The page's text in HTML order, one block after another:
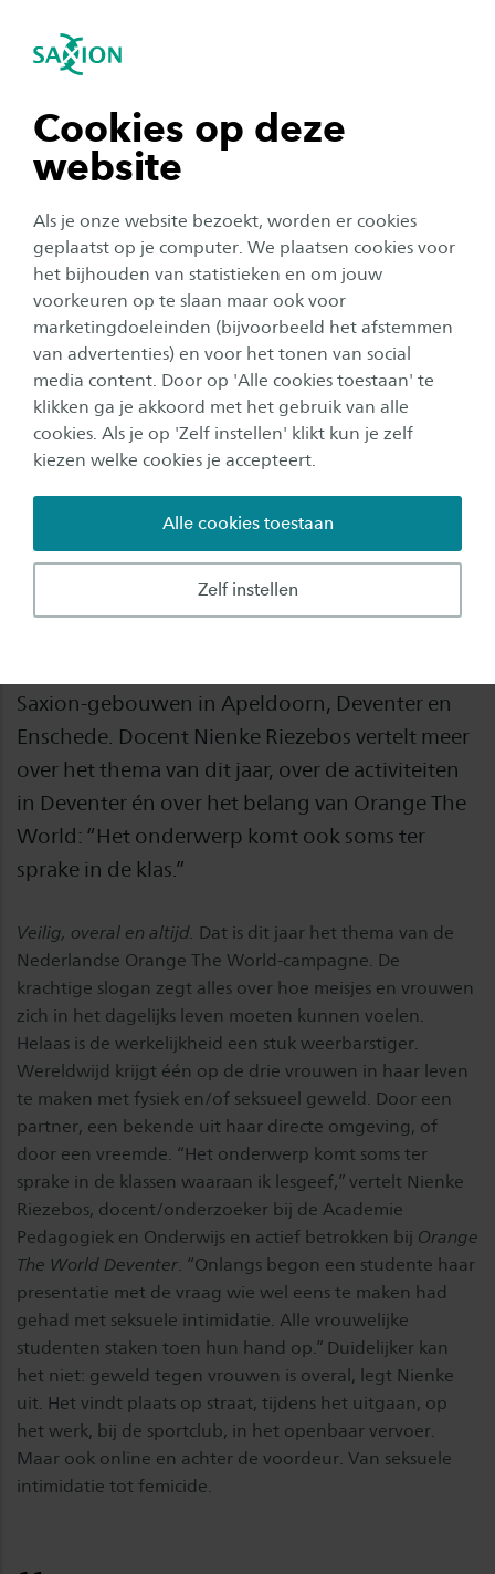
Cookies op deze
website
Als je onze website bezoekt, worden er cookies
geplaatst op je computer. We plaatsen cookies voor
het bijhouden van statistieken en om jouw
voorkeuren op te slaan maar ook voor
marketingdoeleinden (bijvoorbeeld het afstemmen
van advertenties) en voor het tonen van social
media content. Door op 'Alle cookies toestaan' te
klikken ga je akkoord met het gebruik van alle
cookies. Als je op 'Zelf instellen' klikt kun je zelf
kiezen welke cookies je accepteert.
Zelf instellen
Alle cookies toestaan
Navigatie openen
tonen
tonen
tonen
tonen
sluiten
Corporate
Saxion vraagt via Orange The
World aandacht voor geweld
tegen vrouwen: ‘Veilig, overal
en altijd’
Auteur:
Anne Hurenkamp
Publicatiedatum:
25 november 2024 Leestijd: Minuten
Ook dit jaar doet Saxion mee met Orange The
World: de wereldwijde campagne die aandacht
vraagt voor geweld tegen meisjes en vrouwen.
Saxion-gebouwen in Apeldoorn, Deventer en
Enschede. Docent Nienke Riezebos vertelt meer
over het thema van dit jaar, over de activiteiten
in Deventer én over het belang van Orange The
World: “Het onderwerp komt ook soms ter
sprake in de klas.”
Veilig, overal en altijd. Dat is dit jaar het thema van de
Nederlandse Orange The World-campagne. De
krachtige slogan zegt alles over hoe meisjes en vrouwen
zich in het dagelijks leven moeten kunnen voelen.
Helaas is de werkelijkheid een stuk weerbarstiger.
Wereldwijd krijgt één op de drie vrouwen in haar leven
te maken met fysiek en/of seksueel geweld. Door een
partner, een bekende uit haar directe omgeving, of
door een vreemde. “Het onderwerp komt soms ter
sprake in de klassen waaraan ik lesgeef,” vertelt Nienke
Riezebos, docent/onderzoeker bij de Academie
Pedagogiek en Onderwijs en actief betrokken bij Orange
The World Deventer. “Onlangs begon een studente haar
presentatie met de vraag wie wel eens te maken had
gehad met seksuele intimidatie. Alle vrouwelijke
studenten staken toen hun hand op.” Duidelijker kan
het niet: geweld tegen vrouwen is overal, legt Nienke
uit. Het vindt plaats op straat, tijdens het uitgaan, op
het werk, bij de sportclub, in het openbaar vervoer.
Maar ook online en achter de voordeur. Van seksuele
intimidatie tot femicide.